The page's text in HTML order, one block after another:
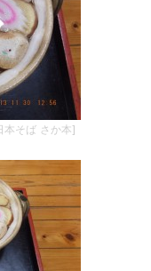
本そば さか本]